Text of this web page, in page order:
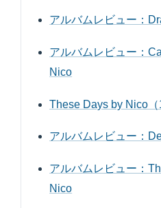
アルバムレビュー：
アルバムレビュー：
Nico
These Days by Nico
アルバムレビュー：
アルバムレビュー：
Nico